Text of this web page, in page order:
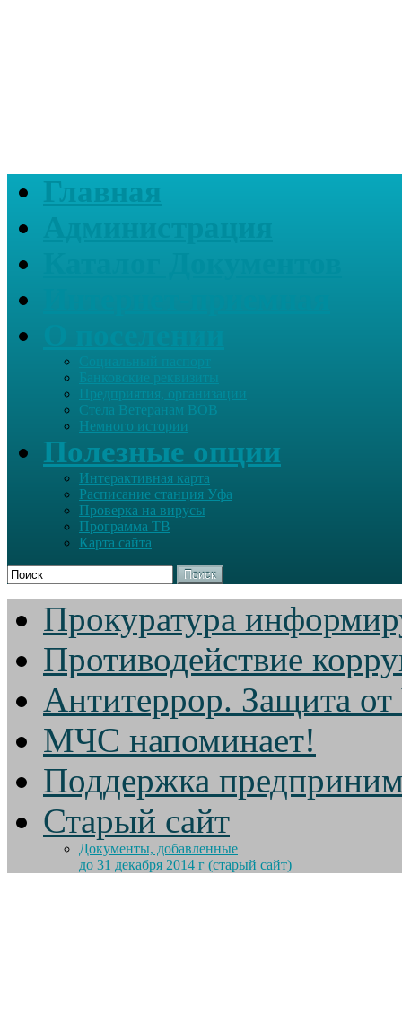
Главная
Банковские реквизиты
Предприятия, организации
Стела Ветеранам ВОВ
Немного истории
Полезные опции
Интерактивная карта
Расписание станция Уфа
Проверка на вирусы
Программа ТВ
Карта сайта
Поиск
Прокуратура
Противодействие
Антитеррор. Защита
МЧС напоминает!
Поддержка
Старый сайт
Документы, добавленные
до 31 декабря 2014 г (старый сайт)